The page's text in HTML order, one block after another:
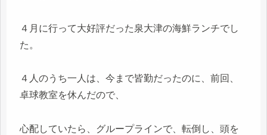
４月に行って大好評だった泉大津の海鮮ランチでし
た。
４人のうち一人は、今まで皆勤だったのに、前回、
卓球教室を休んだので、
心配していたら、グループラインで、転倒し、頭を